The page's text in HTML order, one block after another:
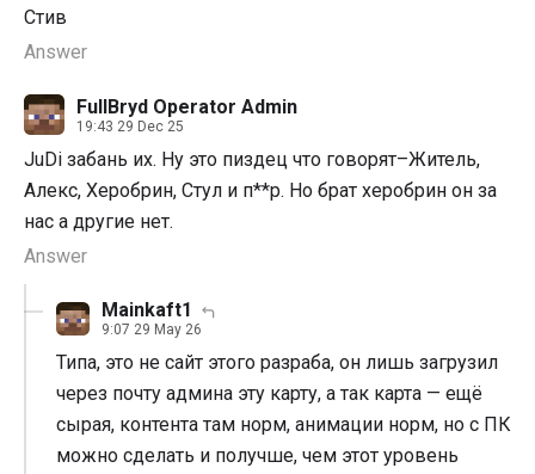
Стив
Answer
FullBryd Operator Admin
19:43 29 Dec 25
JuDi забань их. Ну это пиздец что говорят–Житель,
Алекс, Херобрин, Стул и п**р. Но брат херобрин он за
нас а другие нет.
Answer
Mainkaft1
9:07 29 May 26
Типа, это не сайт этого разраба, он лишь загрузил
через почту админа эту карту, а так карта — ещё
сырая, контента там норм, анимации норм, но с ПК
можно сделать и получше, чем этот уровень